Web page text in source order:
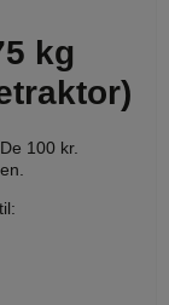
kg
100 kr.